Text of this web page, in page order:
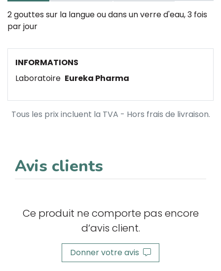
2 gouttes sur la langue ou dans un verre d'eau, 3 fois
par jour
INFORMATIONS
Laboratoire Eureka Pharma
Tous les prix incluent la TVA - Hors frais de livraison.
Avis clients
Ce produit ne comporte pas encore
d’avis client.
Donner votre avis